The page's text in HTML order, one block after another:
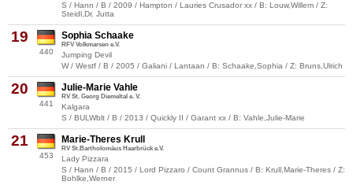
S / Hann / B / 2009 / Hampton / Lauries Crusador xx / B: Louw,Willem / Z:
Steidl,Dr. Jutta
19
440
Sophia Schaake
RFV Volkmarsen e.V.
Jumping Devil
W / Westf / B / 2005 / Galiani / Lantaan / B: Schaake,Sophia / Z: Bruns,Ulrich
20
441
Julie-Marie Vahle
RV St. Georg Diemeltal e. V.
Kalgara
S / BULWblt / B / 2013 / Quickly II / Garant xx / B: Vahle,Julie-Marie
21
453
Marie-Theres Krull
RV St.Bartholomäus Haarbrück e.V.
Lady Pizzara
S / Hann / B / 2015 / Lord Pizzaro / Count Grannus / B: Krull,Marie-Theres / Z:
Bohlke,Werner